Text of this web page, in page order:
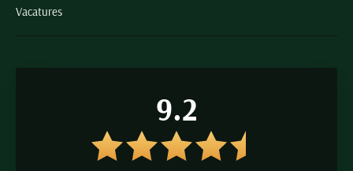
Vacatures
9.2